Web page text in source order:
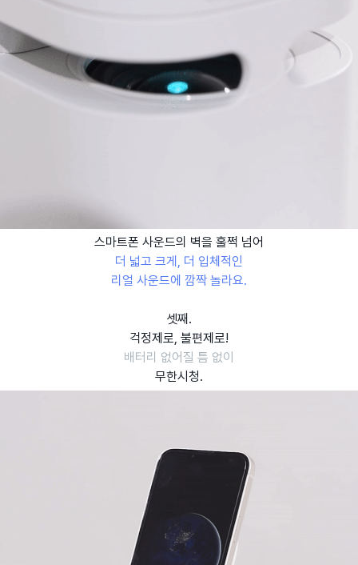
스마트폰 사운드의 벽을 훌쩍 넘어
더 넓고 크게, 더 입체적인
리얼 사운드에 깜짝 놀라요.
셋째.
걱정제로, 불편제로!
배터리 없어질 틈 없이
무한시청.